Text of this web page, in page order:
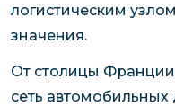
логистическим
значения.
От столицы Франции
сеть